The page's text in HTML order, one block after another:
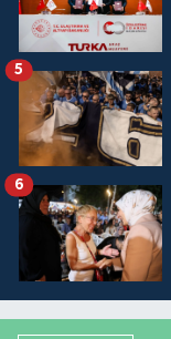
5
6